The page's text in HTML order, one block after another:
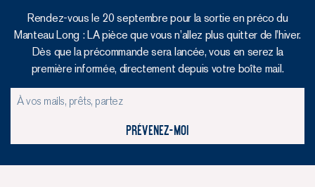
Rendez-vous le 20 septembre pour la sortie en préco du
Manteau Long : LA pièce que vous n’allez plus quitter de l’hiver.
Dès que la précommande sera lancée, vous en serez la
première informée, directement depuis votre boîte mail.
Prévenez-moi